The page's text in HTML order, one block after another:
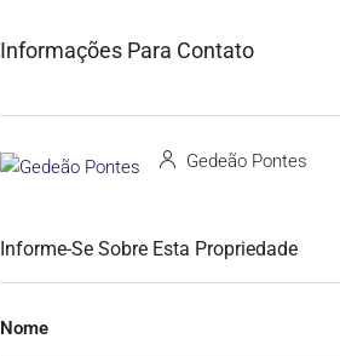
Informações Para Contato
Gedeão Pontes
Informe-Se Sobre Esta Propriedade
Nome